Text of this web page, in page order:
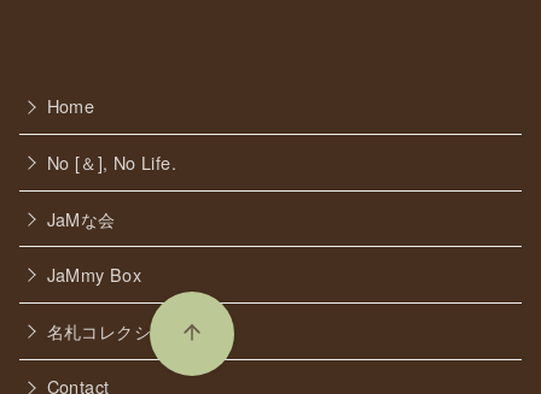
Home
No [＆], No Life.
JaMな会
JaMmy Box
名札コレクション
Contact